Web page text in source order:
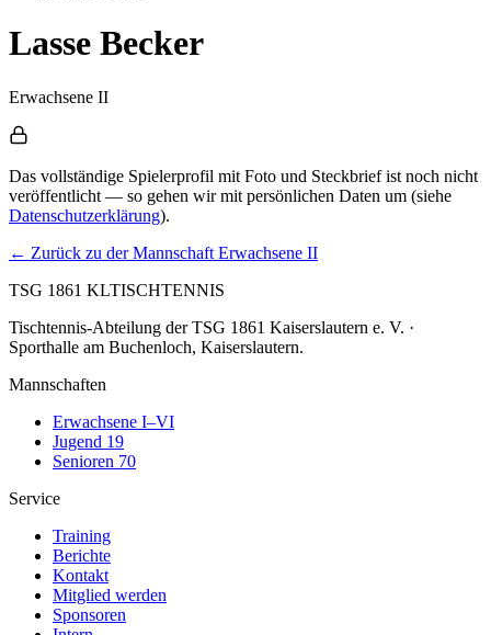
Lasse Becker
Erwachsene II
Das vollständige Spielerprofil mit Foto und Steckbrief ist noch nicht
veröffentlicht — so gehen wir mit persönlichen Daten um (siehe
Datenschutzerklärung).
← Zurück zu der Mannschaft Erwachsene II
TSG 1861 KLTISCHTENNIS
Tischtennis-Abteilung derTSG 1861 Kaiserslautern e. V. ·
Sporthalle am Buchenloch, Kaiserslautern.
Mannschaften
Erwachsene I–VI
Jugend 19
Senioren 70
Service
Training
Berichte
Kontakt
Mitglied werden
Sponsoren